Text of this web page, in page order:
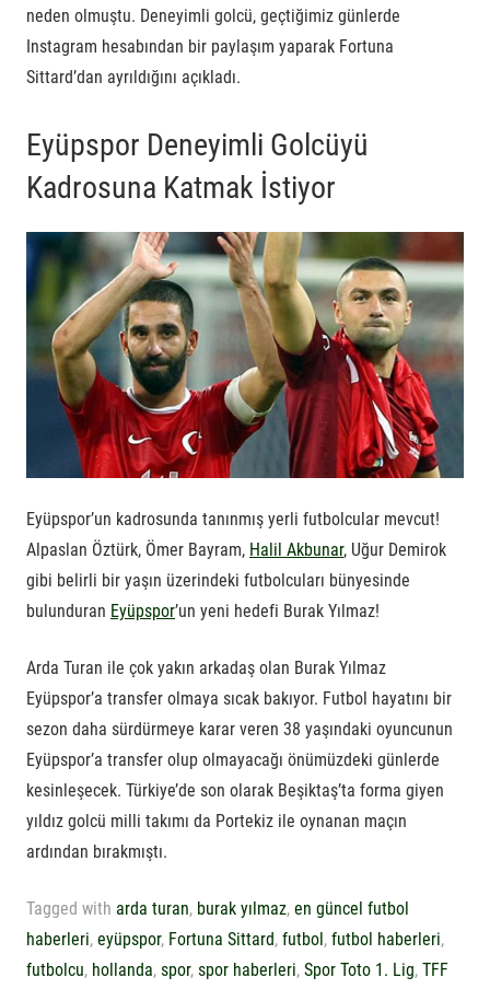
neden olmuştu. Deneyimli golcü, geçtiğimiz günlerde
Instagram hesabından bir paylaşım yaparak Fortuna
Sittard’dan ayrıldığını açıkladı.
Eyüpspor Deneyimli Golcüyü
Kadrosuna Katmak İstiyor
Eyüpspor’un kadrosunda tanınmış yerli futbolcular mevcut!
Alpaslan Öztürk, Ömer Bayram, Halil Akbunar, Uğur Demirok
gibi belirli bir yaşın üzerindeki futbolcuları bünyesinde
bulunduran Eyüpspor’un yeni hedefi Burak Yılmaz!
Arda Turan ile çok yakın arkadaş olan Burak Yılmaz
Eyüpspor’a transfer olmaya sıcak bakıyor. Futbol hayatını bir
sezon daha sürdürmeye karar veren 38 yaşındaki oyuncunun
Eyüpspor’a transfer olup olmayacağı önümüzdeki günlerde
kesinleşecek. Türkiye’de son olarak Beşiktaş’ta forma giyen
yıldız golcü milli takımı da Portekiz ile oynanan maçın
ardından bırakmıştı.
Tagged with arda turan, burak yılmaz, en güncel futbol
haberleri, eyüpspor, Fortuna Sittard, futbol , futbol haberleri,
futbolcu, hollanda, spor, spor haberleri, Spor Toto 1. Lig, TFF